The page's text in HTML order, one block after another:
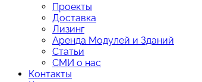
Проекты
Доставка
Лизинг
Аренда Модулей и Зданий
Статьи
СМИ о нас
Контакты